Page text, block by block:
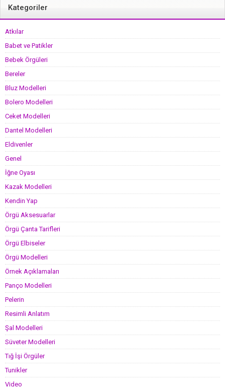
Kategoriler
Atkılar
Babet ve Patikler
Bebek Örgüleri
Bereler
Bluz Modelleri
Bolero Modelleri
Ceket Modelleri
Dantel Modelleri
Eldivenler
Genel
İğne Oyası
Kazak Modelleri
Kendin Yap
Örgü Aksesuarlar
Örgü Çanta Tarifleri
Örgü Elbiseler
Örgü Modelleri
Örnek Açıklamaları
Panço Modelleri
Pelerin
Resimli Anlatım
Şal Modelleri
Süveter Modelleri
Tığ İşi Örgüler
Tunikler
Video